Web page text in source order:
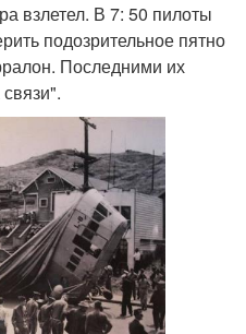
взлетел. В 7: 50 пилоты
подозрительное пятно
Последними их